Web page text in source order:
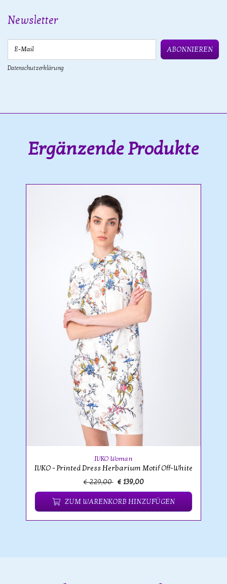
Newsletter
ABONNIEREN
Datenschutzerklärung
Ergänzende Produkte
IVKO Woman
IVKO - Printed Dress Herbarium Motif Off-White
€ 229,00 € 139,00
ZUM WARENKORB HINZUFÜGEN